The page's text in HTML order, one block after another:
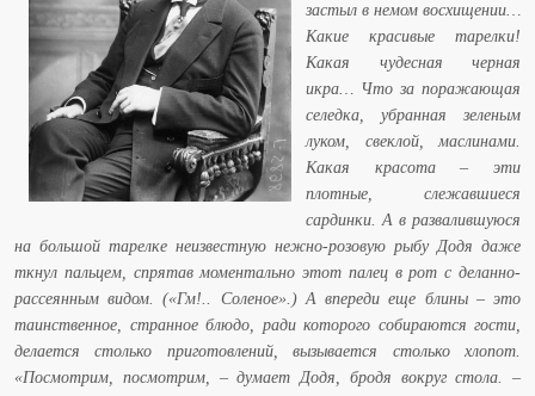
застыл в немом восхищении…
Какие красивые тарелки!
Какая чудесная черная
икра… Что за поражающая
селедка, убранная зеленым
луком, свеклой, маслинами.
Какая красота – эти
плотные, слежавшиеся
сардинки. А в развалившуюся
на большой тарелке неизвестную нежно-розовую рыбу Додя даже
ткнул пальцем, спрятав моментально этот палец в рот с деланно-
рассеянным видом. («Гм!.. Соленое».) А впереди еще блины – это
таинственное, странное блюдо, ради которого собираются гости,
делается столько приготовлений, вызывается столько хлопот.
«Посмотрим, посмотрим, – думает Додя, бродя вокруг стола. –